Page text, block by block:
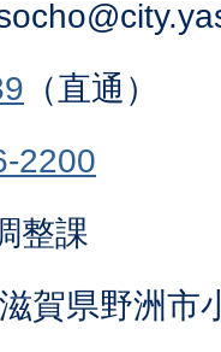
（直通）
2200
整課
賀県野洲市